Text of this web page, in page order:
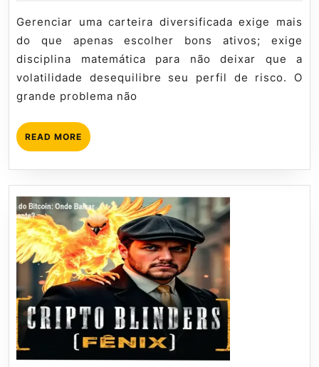
Carteira
Investimentos
2026
tutorial
Gerenciar uma carteira diversificada exige mais
do que apenas escolher bons ativos; exige
disciplina matemática para não deixar que a
volatilidade desequilibre seu perfil de risco. O
grande problema não
READ MORE READ
MORE